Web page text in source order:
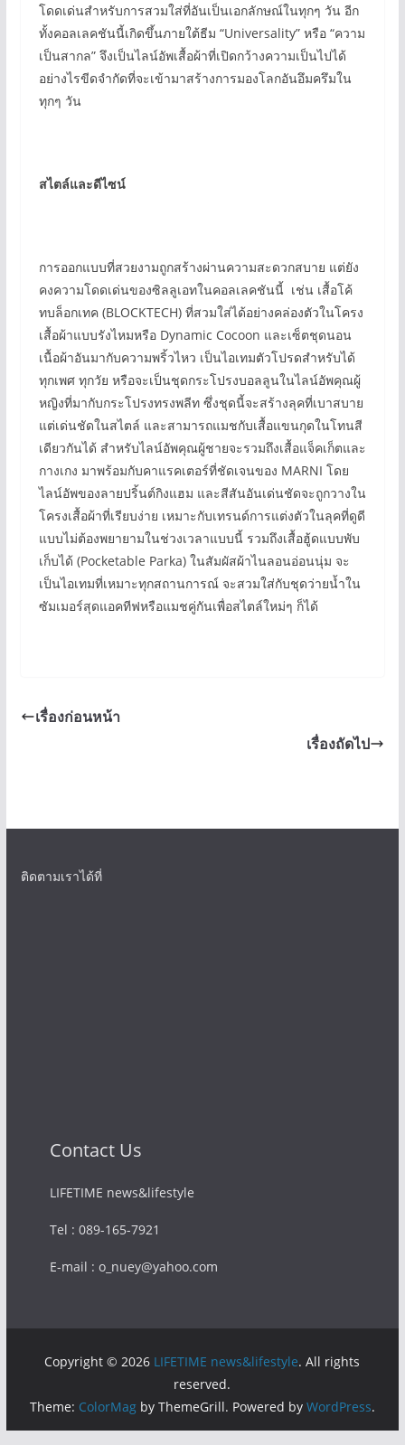
โดดเด่นสำหรับการสวมใส่ที่อันเป็นเอกลักษณ์ในทุกๆ วัน อีก
ทั้งคอลเลคชันนี้เกิดขึ้นภายใต้ธีม “Universality” หรือ “ความ
เป็นสากล” จึงเป็นไลน์อัพเสื้อผ้าที่เปิดกว้างความเป็นไปได้
อย่างไรขีดจำกัดที่จะเข้ามาสร้างการมองโลกอันอึมครึมใน
ทุกๆ วัน
สไตล์และดีไซน์
การออกแบบที่สวยงามถูกสร้างผ่านความสะดวกสบาย แต่ยัง
คงความโดดเด่นของซิลลูเอทในคอลเลคชันนี้ เช่น เสื้อโค้
ทบล็อกเทค (BLOCKTECH) ที่สวมใส่ได้อย่างคล่องตัวในโครง
เสื้อผ้าแบบรังไหมหรือ Dynamic Cocoon และเซ็ตชุดนอน
เนื้อผ้าอันมากับความพริ้วไหว เป็นไอเทมตัวโปรดสำหรับได้
ทุกเพศ ทุกวัย หรือจะเป็นชุดกระโปรงบอลลูนในไลน์อัพคุณผู้
หญิงที่มากับกระโปรงทรงพลีท ซึ่งชุดนี้จะสร้างลุคที่เบาสบาย
แต่เด่นชัดในสไตล์ และสามารถแมชกับเสื้อแขนกุดในโทนสี
เดียวกันได้ สำหรับไลน์อัพคุณผู้ชายจะรวมถึงเสื้อแจ็คเก็ตและ
กางเกง มาพร้อมกับคาแรคเตอร์ที่ชัดเจนของ MARNI โดย
ไลน์อัพของลายปริ้นต์กิงแฮม และสีสันอันเด่นชัดจะถูกวางใน
โครงเสื้อผ้าที่เรียบง่าย เหมาะกับเทรนด์การแต่งตัวในลุคที่ดูดี
แบบไม่ต้องพยายามในช่วงเวลาแบบนี้ รวมถึงเสื้อฮู้ดแบบพับ
เก็บได้ (Pocketable Parka) ในสัมผัสผ้าไนลอนอ่อนนุ่ม จะ
เป็นไอเทมที่เหมาะทุกสถานการณ์ จะสวมใส่กับชุดว่ายน้ำใน
ซัมเมอร์สุดแอคทีฟหรือแมชคู่กันเพื่อสไตล์ใหม่ๆ ก็ได้
เรื่องก่อนหน้า
เรื่องถัดไป
ติดตามเราได้ที่
Contact Us
LIFETIME news&lifestyle
Tel : 089-165-7921
E-mail : o_nuey@yahoo.com
Copyright © 2026 LIFETIME news&lifestyle. All rights
reserved.
Theme: ColorMagby ThemeGrill. Powered by WordPress.